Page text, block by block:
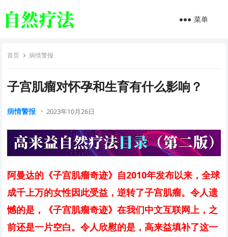
菜单
首页 病情警报
子宫肌瘤对怀孕和生育有什么影响？
病情警报 2023年10月26日
阿曼达的《子宫肌瘤奇迹》自2010年发布以来，全球
成千上万的女性因此受益，逆转了子宫肌瘤。令人遗
憾的是，《子宫肌瘤奇迹》在我们中文互联网上，之
前还是一片空白。令人欣慰的是，高来益填补了这一